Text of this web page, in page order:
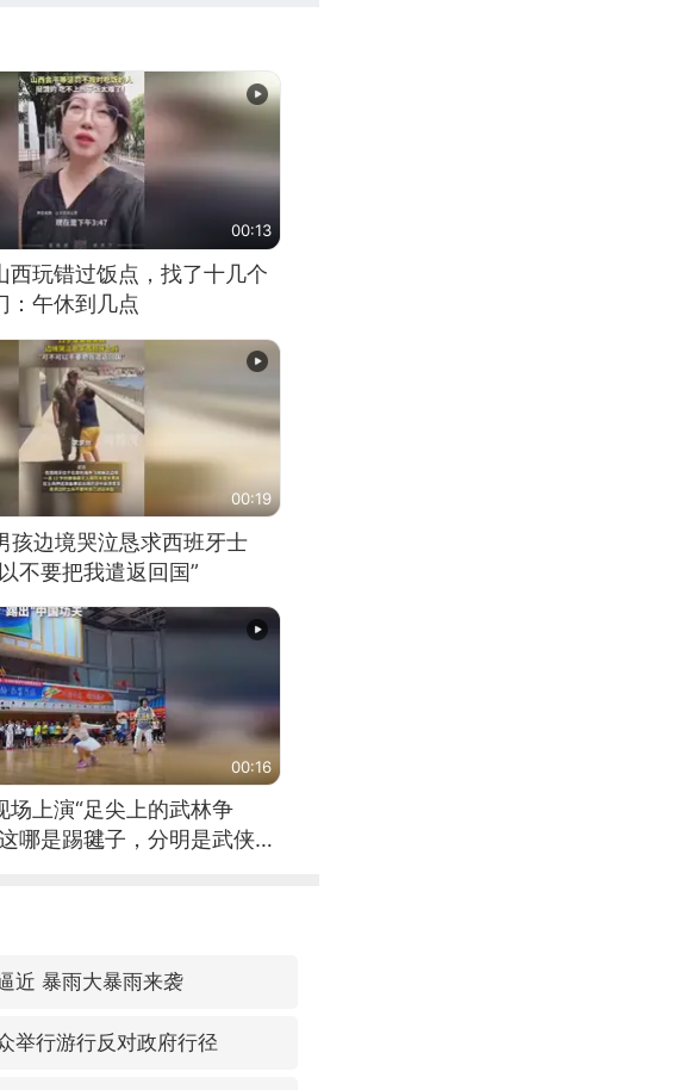
00:13
西玩错过饭点，找了十几个
：午休到几点
00:19
孩边境哭泣恳求西班牙士
不要把我遣返回国”
00:16
场上演“足尖上的武林争
哪是踢毽子，分明是武侠片
近 暴雨大暴雨来袭
举行游行反对政府行径